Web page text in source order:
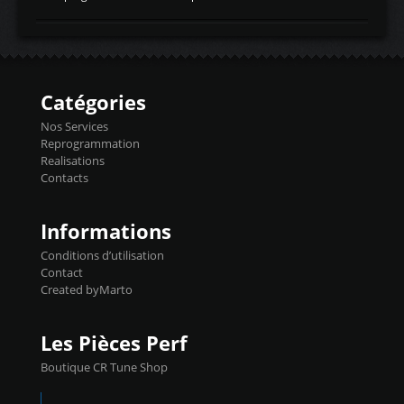
d'admissiontemp ex. pour atmo -30- 80°C
temperaturetemperature ldr moteurtemp
Injecteurs + Flashpro 1370€ TTC Le
précise et performante. Vous pourrez
basculer de la carto sans plomb à Ethanol à
l'aide du flashpro OPTION ECONOMIQUES
Reprog SP 98 sur le calculateur d'origine
450€ TTC Un gain d'environ 10cv et 15nm
Catégories
Nos Services
Reprogrammation
Realisations
Contacts
Informations
Conditions d’utilisation
Contact
Created byMarto
Les Pièces Perf
Boutique CR Tune Shop